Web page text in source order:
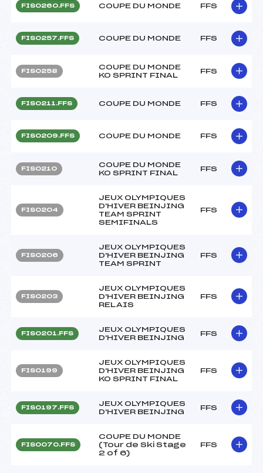
FIS0260.FFS COUPE DU MONDE FFS
FIS0257.FFS COUPE DU MONDE FFS
FIS0258
COUPE DU MONDE
KO SPRINT FINAL
FFS
FIS0211.FFS COUPE DU MONDE FFS
FIS0209.FFS COUPE DU MONDE FFS
FIS0210
COUPE DU MONDE
KO SPRINT FINAL
FFS
FIS0204
JEUX OLYMPIQUES
D'HIVER BEINJING
TEAM SPRINT
SEMIFINALS
FFS
FIS0206
JEUX OLYMPIQUES
D'HIVER BEINJING
TEAM SPRINT
FFS
FIS0203
JEUX OLYMPIQUES
D'HIVER BEINJING
RELAIS
FFS
FIS0201.FFS
JEUX OLYMPIQUES
D'HIVER BEINJING
FFS
FIS0199
JEUX OLYMPIQUES
D'HIVER BEINJING
KO SPRINT FINAL
FFS
FIS0197.FFS
JEUX OLYMPIQUES
D'HIVER BEINJING
FFS
FIS0070.FFS
COUPE DU MONDE
(Tour de Ski Stage
2 of 6)
FFS